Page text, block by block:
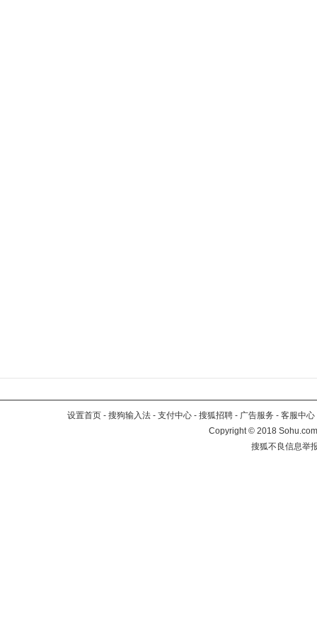
设置首页 - 搜狗输入法 - 支付中心 - 搜狐招聘 - 广告服务 - 客服中心
Copyright©2018
搜狐不良信息举